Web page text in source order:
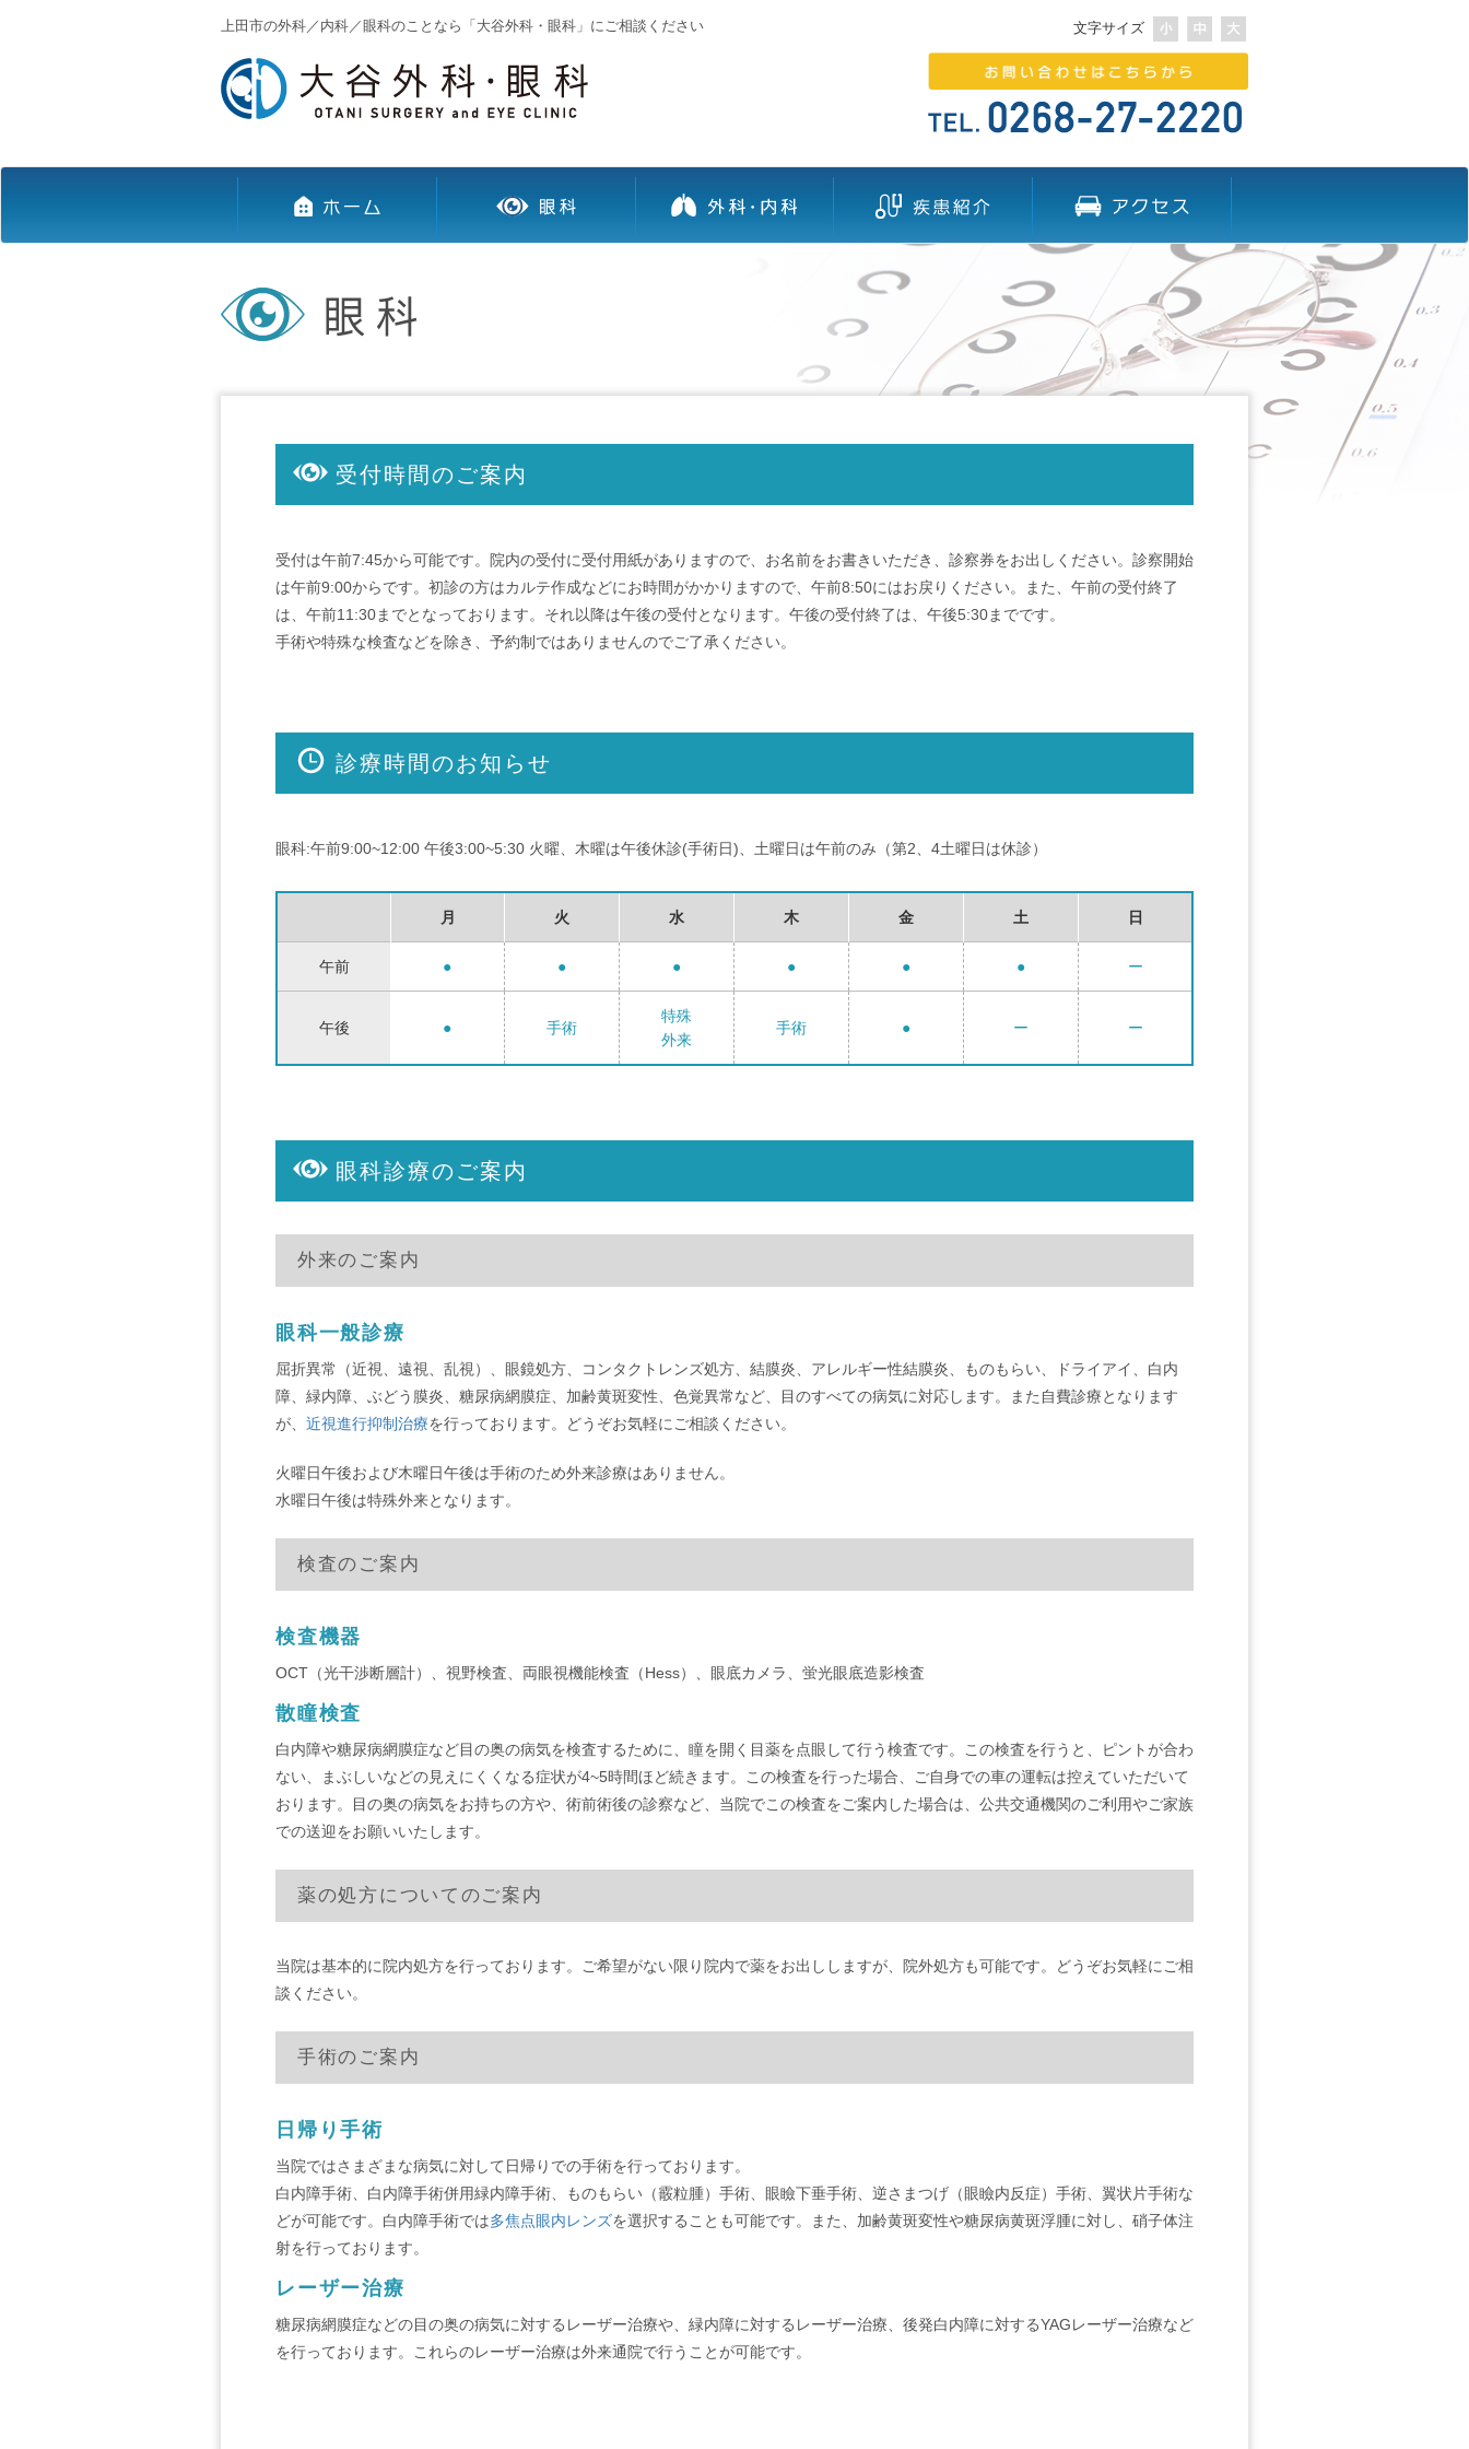
上田市の外科／内科／眼科のことなら「大谷外科・眼科」にご相談ください 文字サイズ
受付時間のご案内
受付は午前7:45から可能です。院内の受付に受付用紙がありますので、お名前をお書きいただき、診察券をお出しください。診察開始
は午前9:00からです。初診の方はカルテ作成などにお時間がかかりますので、午前8:50にはお戻りください。また、午前の受付終了
は、午前11:30までとなっております。それ以降は午後の受付となります。午後の受付終了は、午後5:30までです。
手術や特殊な検査などを除き、予約制ではありませんのでご了承ください。
診療時間のお知らせ
眼科:午前9:00~12:00 午後3:00~5:30 火曜、木曜は午後休診(手術日)、土曜日は午前のみ（第2、4土曜日は休診）
月 火 水 木 金 土 日
午前 ● ● ● ● ● ● ー
午後 ● 手術
特殊
外来
手術 ● ー ー
眼科診療のご案内
外来のご案内
眼科一般診療
屈折異常（近視、遠視、乱視）、眼鏡処方、コンタクトレンズ処方、結膜炎、アレルギー性結膜炎、ものもらい、ドライアイ、白内
障、緑内障、ぶどう膜炎、糖尿病網膜症、加齢黄斑変性、色覚異常など、目のすべての病気に対応します。また自費診療となります
が、 近視進行抑制治療を行っております。どうぞお気軽にご相談ください。
火曜日午後および木曜日午後は手術のため外来診療はありません。
水曜日午後は特殊外来となります。
検査のご案内
検査機器
OCT（光干渉断層計）、視野検査、両眼視機能検査（Hess）、眼底カメラ、蛍光眼底造影検査
散瞳検査
白内障や糖尿病網膜症など目の奥の病気を検査するために、瞳を開く目薬を点眼して行う検査です。この検査を行うと、ピントが合わ
ない、まぶしいなどの見えにくくなる症状が4~5時間ほど続きます。この検査を行った場合、ご自身での車の運転は控えていただいて
おります。目の奥の病気をお持ちの方や、術前術後の診察など、当院でこの検査をご案内した場合は、公共交通機関のご利用やご家族
での送迎をお願いいたします。
薬の処方についてのご案内
当院は基本的に院内処方を行っております。ご希望がない限り院内で薬をお出ししますが、院外処方も可能です。どうぞお気軽にご相
談ください。
手術のご案内
日帰り手術
当院ではさまざまな病気に対して日帰りでの手術を行っております。
白内障手術、白内障手術併用緑内障手術、ものもらい（霰粒腫）手術、眼瞼下垂手術、逆さまつげ（眼瞼内反症）手術、翼状片手術な
どが可能です。白内障手術では多焦点眼内レンズを選択することも可能です。また、加齢黄斑変性や糖尿病黄斑浮腫に対し、硝子体注
射を行っております。
レーザー治療
糖尿病網膜症などの目の奥の病気に対するレーザー治療や、緑内障に対するレーザー治療、後発白内障に対するYAGレーザー治療など
を行っております。これらのレーザー治療は外来通院で行うことが可能です。